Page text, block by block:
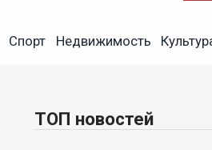
Спорт Недвижимость
ТОП новостей